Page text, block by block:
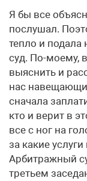
Я бы все
послушал.
тепло и
суд. По-моему,
выяснить и
нас
сначала
кто и верит в
все с ног на
за какие
Арбитражный
третьем